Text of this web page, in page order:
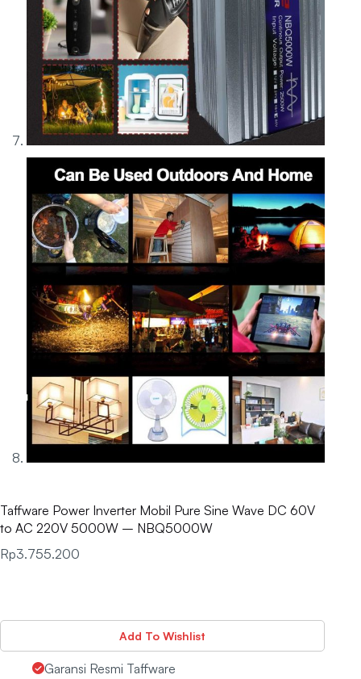
Taffware Power Inverter Mobil Pure Sine Wave DC 60V
to AC 220V 5000W – NBQ5000W
Rp3.755.200
Add To Wishlist
Garansi Resmi Taffware